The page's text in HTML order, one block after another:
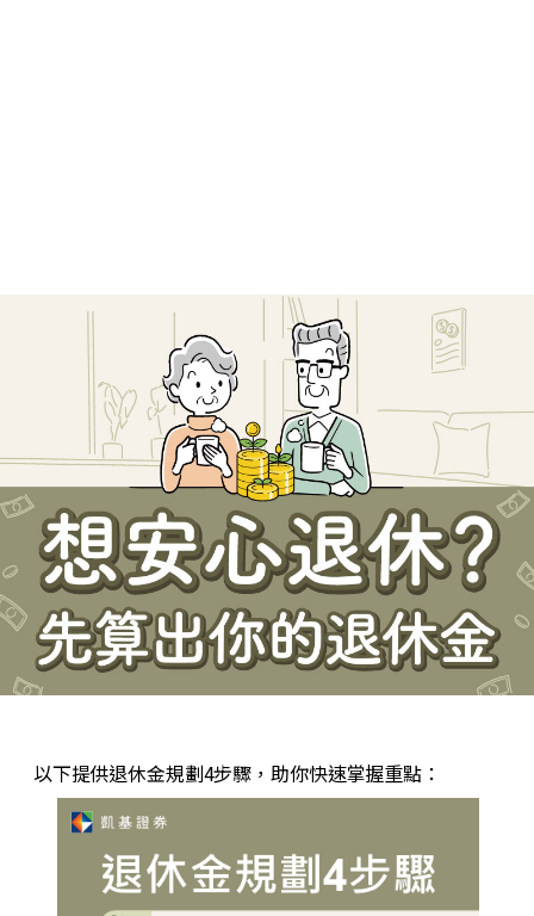
以下提供退休金規劃4步驟，助你快速掌握重點：